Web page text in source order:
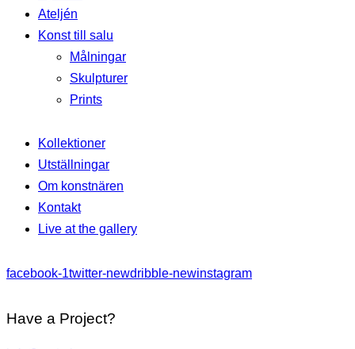
Ateljén
Konst till salu
Målningar
Skulpturer
Prints
Kollektioner
Utställningar
Om konstnären
Kontakt
Live at the gallery
facebook-1twitter-newdribble-newinstagram
Have a Project?